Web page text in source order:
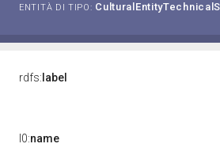
ENTITÀ DI TIPO:
rdfs: label
l0:name